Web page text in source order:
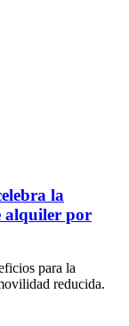
la
alquiler por
para la
reducida.